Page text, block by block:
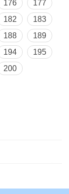
176
177
182
183
188
189
194
195
200